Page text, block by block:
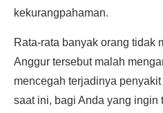
kekurangpahaman.
Rata-rata banyak orang tidak
Anggur tersebut malah
mencegah terjadinya
saat ini, bagi Anda yang ingin